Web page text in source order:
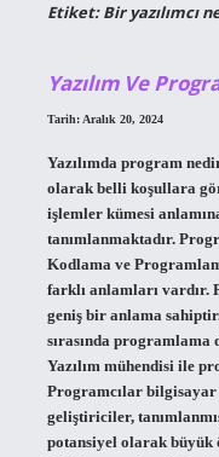
Etiket:Bir yazılımcı
Yazılım Ve
Tarih: Aralık 20, 2024
Yazılımda program
olarak belli koşullara
işlemler kümesi
tanımlanmaktadır.
Kodlama ve
farklı anlamları vardır.
geniş bir anlama
sırasında
Yazılım mühendisi ile
Programcılar bilgisayar
geliştiriciler,
potansiyel olarak büyük